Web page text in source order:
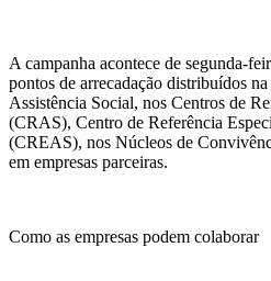
A campanha acontece de segunda-
pontos de arrecadação distribuídos
Assistência Social, nos Centros de
(CRAS), Centro de Referência
(CREAS), nos Núcleos de
em empresas parceiras.
Como as empresas podem colaborar